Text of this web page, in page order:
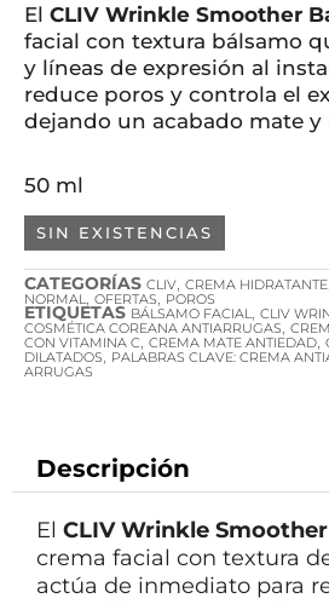
El CLIV Wrinkle Smoother
facial con textura bálsamo
y líneas de expresión al
reduce poros y controla el
dejando un acabado mate y
50 ml
SIN EXISTENCIAS
CATEGORÍAS CLIV, CREMA HIDRATANTE
NORMAL , OFERTAS, POROS
ETIQUETAS BÁLSAMO FACIAL , CLIV
COSMÉTICA COREANA ANTIARRUGAS,
CON VITAMINA C, CREMA MATE ANTIEDAD,
DILATADOS, PALABRAS CLAVE: CREMA
ARRUGAS
Descripción
El CLIV Wrinkle
crema facial con textura
actúa de inmediato para